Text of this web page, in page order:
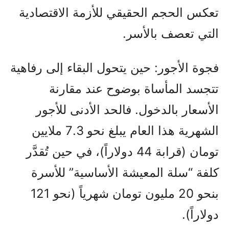
تعكس الحجم الحقيقي للأزمة الاقتصادية
التي تعصف بالأسر.
فجوة الأجور: حين يتحول البقاء إلى رفاهية
تتجسد المأساة بوضوح عند مقارنة
الأسعار بالدخول. فالحد الأدنى للأجور
الشهرية هذا العام يبلغ نحو 7.3 ملايين
تومان (قرابة 44 دولاراً)، في حين تُقدَّر
كلفة “سلة المعيشة الأساسية” للأسرة
بنحو 20 مليون تومان شهرياً (نحو 121
دولاراً).